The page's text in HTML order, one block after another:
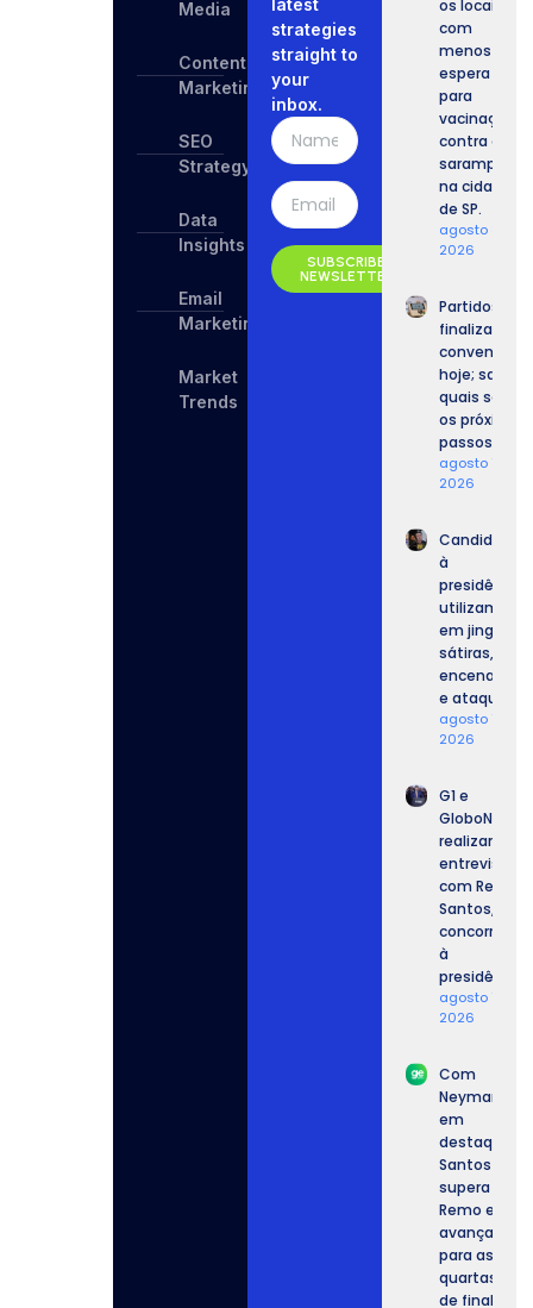
Media
Content
Marketing
SEO
Strategy
Data
Insights
Email
Marketing
Market
Trends
latest
strategies
straight to
your
inbox.
SUBSCRIBE
NEWSLETTER
os locais
com
menos
espera
para
vacinação
contra o
sarampo
na cidade
de SP.
agosto 8,
2026
Partidos
finalizam
convenções
hoje; saiba
quais serão
os próximos
passos.
agosto 7,
2026
Candidatos
à
presidência
utilizam IA
em jingles,
sátiras,
encenações
e ataques.
agosto 7,
2026
G1 e
GloboNews
realizam
entrevista
com Renan
Santos,
concorrente
à
presidência.
agosto 7,
2026
Com
Neymar
em
destaque,
Santos
supera o
Remo e
avança
para as
quartas
de final.